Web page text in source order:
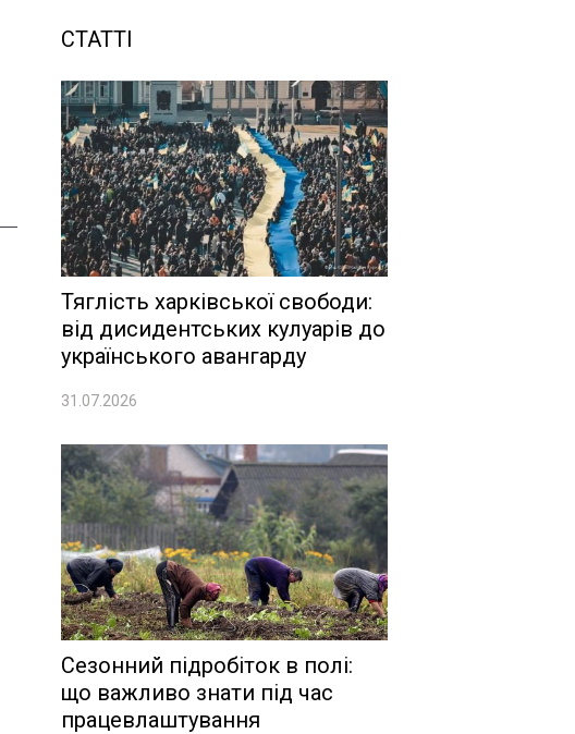
СТАТТІ
Тяглість харківської свободи:
від дисидентських кулуарів до
українського авангарду
31.07.2026
Сезонний підробіток в полі:
що важливо знати під час
працевлаштування